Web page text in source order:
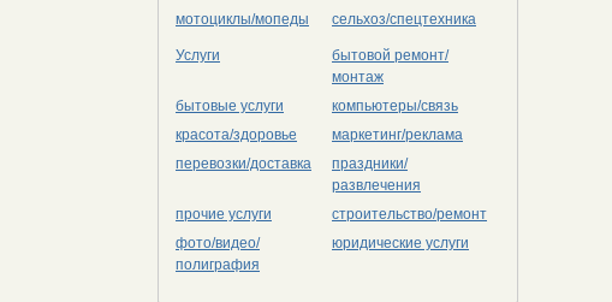
мотоциклы/мопеды
сельхоз/cпецтехника
Услуги
бытовой ремонт/
монтаж
бытовые услуги
компьютеры/cвязь
красота/здоровье
маркетинг/реклама
перевозки/доставка
праздники/
развлечения
прочие услуги
строительство/ремонт
фото/видео/
полиграфия
юридические услуги